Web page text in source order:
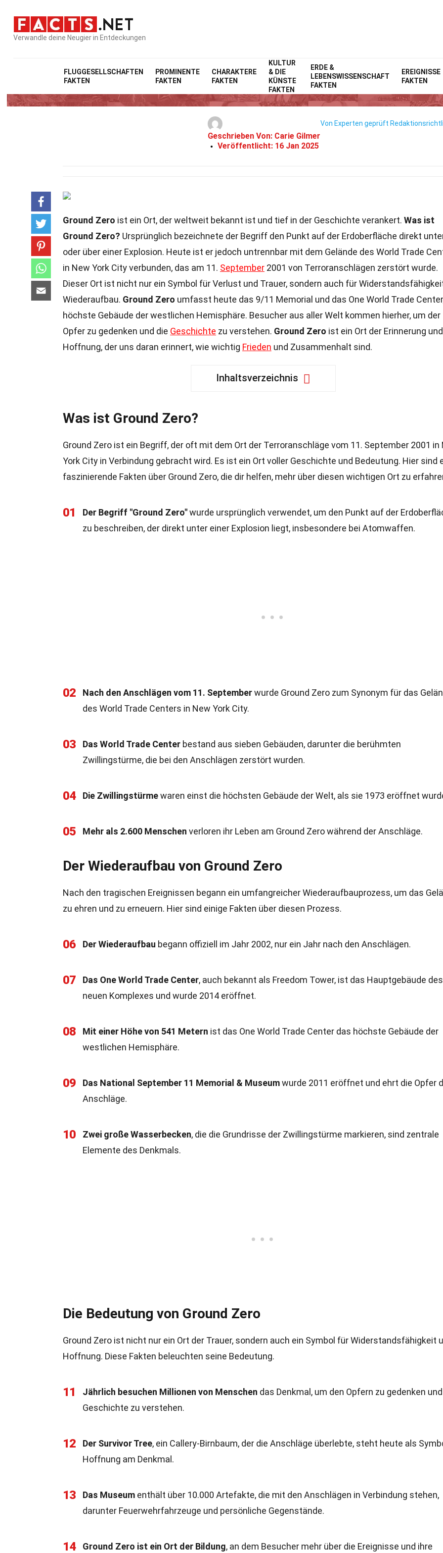
Verwandle deine Neugier in Entdeckungen
FLUGGESELLSCHAFTEN
FAKTEN
PROMINENTE
FAKTEN
CHARAKTERE
FAKTEN
KULTUR
& DIE
KÜNSTE
FAKTEN
ERDE &
LEBENSWISSENSCHAFT
FAKTEN
EREIGNISSE
FAKTEN
Home Ereignisse
35 Fakten Über Ground Zero
Geschrieben Von: Carie Gilmer
Veröffentlicht: 16 Jan 2025
Von Experten geprüft
Ground Zero ist ein Ort, der weltweit bekannt ist und tief in der Geschichte verankert. Was ist
Ground Zero? Ursprünglich bezeichnete der Begriff den Punkt auf der Erdoberfläche direkt
oder über einer Explosion. Heute ist er jedoch untrennbar mit dem Gelände des World Trade
in New York City verbunden, das am 11. September 2001 von Terroranschlägen zerstört wurde.
Dieser Ort ist nicht nur ein Symbol für Verlust und Trauer, sondern auch für
Wiederaufbau. Ground Zero umfasst heute das 9/11 Memorial und das One World Trade
höchste Gebäude der westlichen Hemisphäre. Besucher aus aller Welt kommen hierher, um der
Opfer zu gedenken und die Geschichte zu verstehen. Ground Zero ist ein Ort der Erinnerung und
Hoffnung, der uns daran erinnert, wie wichtig Frieden und Zusammenhalt sind.
Inhaltsverzeichnis
Was ist Ground Zero?
Ground Zero ist ein Begriff, der oft mit dem Ort der Terroranschläge vom 11. September 2001 in
York City in Verbindung gebracht wird. Es ist ein Ort voller Geschichte und Bedeutung. Hier sind
faszinierende Fakten über Ground Zero, die dir helfen, mehr über diesen wichtigen Ort zu
01 Der Begriff "Ground Zero"wurde ursprünglich verwendet, um den Punkt auf der
zu beschreiben, der direkt unter einer Explosion liegt, insbesondere bei Atomwaffen.
02 Nach den Anschlägen vom 11. Septemberwurde Ground Zero zum Synonym für das
des World Trade Centers in New York City.
03 Das World Trade Center bestand aus sieben Gebäuden, darunter die berühmten
Zwillingstürme, die bei den Anschlägen zerstört wurden.
04 Die Zwillingstürmewaren einst die höchsten Gebäude der Welt, als sie 1973 eröffnet
05 Mehr als 2.600 Menschen verloren ihr Leben am Ground Zero während der Anschläge.
Der Wiederaufbau von Ground Zero
Nach den tragischen Ereignissen begann ein umfangreicher Wiederaufbauprozess, um das
zu ehren und zu erneuern. Hier sind einige Fakten über diesen Prozess.
06 Der Wiederaufbau begann offiziell im Jahr 2002, nur ein Jahr nach den Anschlägen.
07 Das One World Trade Center, auch bekannt als Freedom Tower, ist das Hauptgebäude des
neuen Komplexes und wurde 2014 eröffnet.
08 Mit einer Höhe von 541 Metern ist das One World Trade Center das höchste Gebäude der
westlichen Hemisphäre.
09 Das National September 11 Memorial & Museumwurde 2011 eröffnet und ehrt die Opfer
Anschläge.
10 Zwei große Wasserbecken, die die Grundrisse der Zwillingstürme markieren, sind zentrale
Elemente des Denkmals.
Die Bedeutung von Ground Zero
Ground Zero ist nicht nur ein Ort der Trauer, sondern auch ein Symbol für Widerstandsfähigkeit
Hoffnung. Diese Fakten beleuchten seine Bedeutung.
11 Jährlich besuchen Millionen von Menschen das Denkmal, um den Opfern zu gedenken
Geschichte zu verstehen.
12 Der Survivor Tree, ein Callery-Birnbaum, der die Anschläge überlebte, steht heute als
Hoffnung am Denkmal.
13 Das Museum enthält über 10.000 Artefakte, die mit den Anschlägen in Verbindung stehen,
darunter Feuerwehrfahrzeuge und persönliche Gegenstände.
14 Ground Zero ist ein Ort der Bildung, an dem Besucher mehr über die Ereignisse und ihre